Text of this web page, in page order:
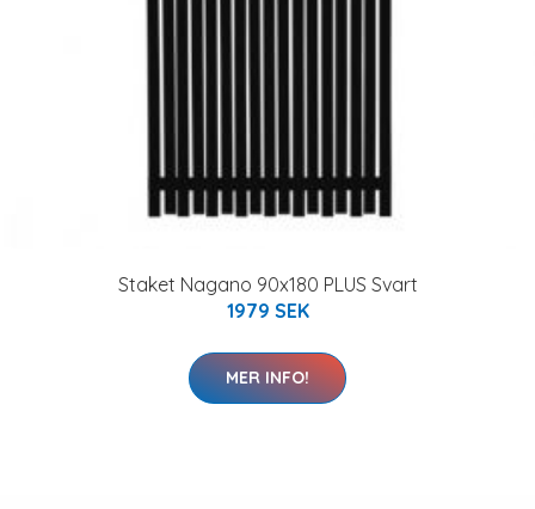
Staket Nagano 90x180 PLUS Svart
1979 SEK
MER INFO!